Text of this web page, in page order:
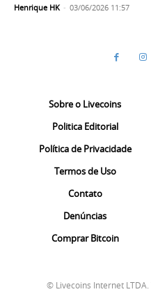
Henrique HK - 03/06/2026 11:57
Sobre o Livecoins
Politica Editorial
Política de Privacidade
Termos de Uso
Contato
Denúncias
Comprar Bitcoin
© Livecoins Internet